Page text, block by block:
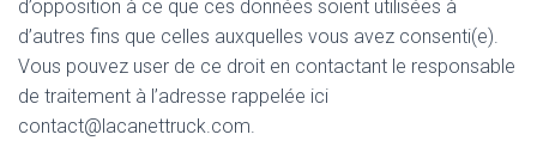
d’opposition à ce que ces données soient utilisées à
d’autres fins que celles auxquelles vous avez consenti(e).
Vous pouvez user de ce droit en contactant le responsable
de traitement à l’adresse rappelée ici
contact@lacanettruck.com.